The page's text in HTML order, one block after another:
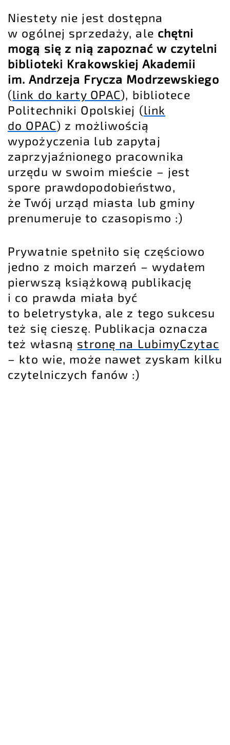
Niestety nie jest dostępna
w ogólnej sprzedaży, ale chętni
mogą się z nią zapoznać w czytelni
biblioteki Krakowskiej Akademii
im. Andrzeja Frycza Modrzewskiego
(link do karty OPAC), bibliotece
Politechniki Opolskiej (link
do OPAC) z możliwością
wypożyczenia lub zapytaj
zaprzyjaźnionego pracownika
urzędu w swoim mieście – jest
spore prawdopodobieństwo,
że Twój urząd miasta lub gminy
prenumeruje to czasopismo :)
Prywatnie spełniło się częściowo
jedno z moich marzeń – wydałem
pierwszą książkową publikację
i co prawda miała być
to beletrystyka, ale z tego sukcesu
też się cieszę. Publikacja oznacza
też własną stronę na LubimyCzytac
– kto wie, może nawet zyskam kilku
czytelniczych fanów :)